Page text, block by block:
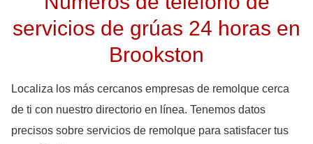
servicios de grúas 24 horas en
Brookston
Localiza los más cercanos empresas de remolque cerca
de ti con nuestro directorio en línea. Tenemos datos
precisos sobre servicios de remolque para satisfacer tus